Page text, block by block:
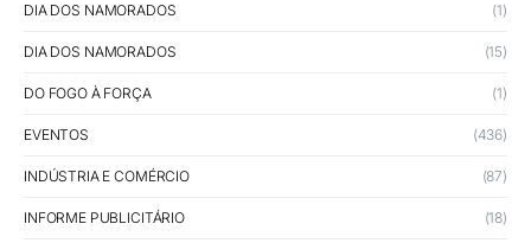
DIA DOS NAMORADOS (1)
DIA DOS NAMORADOS (15)
DO FOGO À FORÇA (1)
EVENTOS (436)
INDÚSTRIA E COMÉRCIO (87)
INFORME PUBLICITÁRIO (18)